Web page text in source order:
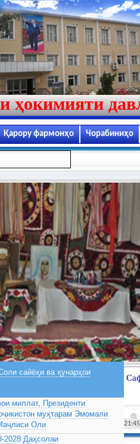
ҳокимияти
Қарору фармонҳо Чорабиниҳо
сайёҳи ва ҳунарҳои
миллат, Президенти
муҳтарам Эмомали
Оли
2028 Даҳсолаи
21:45